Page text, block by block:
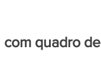
quadro de